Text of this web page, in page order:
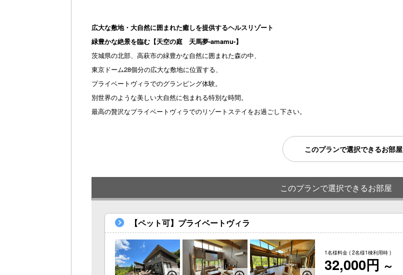
広大な敷地・大自然に囲まれた癒しを提供するヘルスリゾート
緑豊かな絶景を臨む【天空の庭 天馬夢‐amamu-】
茨城県の北部、高萩市の緑豊かな自然に囲まれた森の中、
東京ドーム28個分の広大な敷地に位置する、
プライベートヴィラでのグランピング体験。
別世界のような美しい大自然に包まれる特別な時間。
最高の贅沢なプライベートヴィラでのリゾートステイをお過ごし下さい。
このプランで選択できるお部屋
このプランで選択できるお部屋
【ペット可】プライベートヴィラ
1名様料金 ( 2名様1棟利用時 )
32,000円 ～